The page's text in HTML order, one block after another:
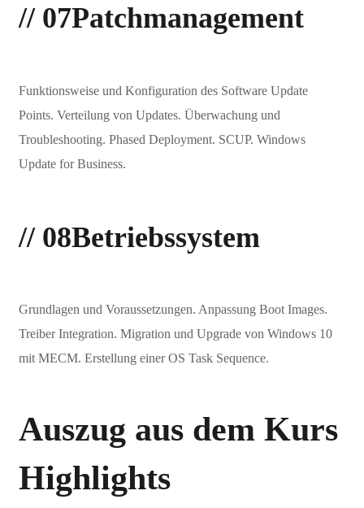
// 07Patchmanagement
Funktionsweise und Konfiguration des Software Update
Points. Verteilung von Updates. Überwachung und
Troubleshooting. Phased Deployment. SCUP. Windows
Update for Business.
// 08Betriebssystem
Grundlagen und Voraussetzungen. Anpassung Boot Images.
Treiber Integration. Migration und Upgrade von Windows 10
mit MECM. Erstellung einer OS Task Sequence.
Auszug aus dem Kurs
Highlights